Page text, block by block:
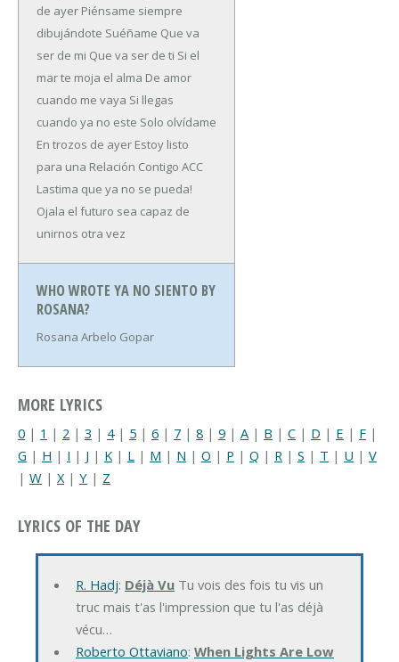
de ayer Piénsame siempre
dibujándote Suéñame Que va
ser de mi Que va ser de ti Si el
mar te moja el alma De amor
cuando me vaya Si llegas
cuando ya no este Solo olvídame
En trozos de ayer Estoy listo
para una Relación Contigo ACC
Lastima que ya no se pueda!
Ojala el futuro sea capaz de
unirnos otra vez
WHO WROTE YA NO SIENTO BY
ROSANA?
Rosana Arbelo Gopar
MORE LYRICS
0 | 1 | 2 | 3 | 4| 5 | 6 | 7 | 8 | 9 | A | B | C | D | E | F |
G | H | I | J | K | L | M | N | O | P | Q | R | S | T | U | V
| W | X | Y | Z
LYRICS OF THE DAY
R. Hadj: Déjà VuTu vois des fois tu vis un
truc mais t'as l'impression que tu l'as déjà
vécu…
Roberto Ottaviano: When Lights Are Low